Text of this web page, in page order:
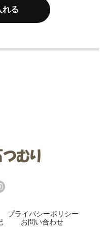
れる
プライバシーポリシー
お問い合わせ